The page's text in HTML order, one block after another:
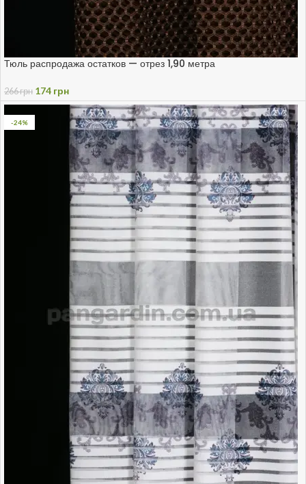
Тюль распродажа остатков — отрез 1,90 метра
266грн 174 грн
-24%